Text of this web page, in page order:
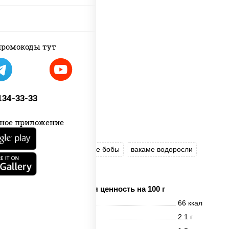
тут
33-33
приложение
грибы шиитаке соевые бобы вакаме водоросли
творог соевый
Пищевая ценность на 100 г
66 ккал
2.1 г